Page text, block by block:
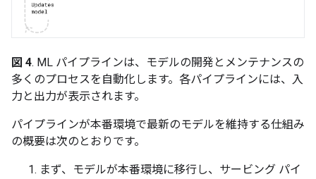
図 4. ML パイプラインは、モデルの開発とメンテナンスの
多くのプロセスを自動化します。各パイプラインには、入
力と出力が表示されます。
パイプラインが本番環境で最新のモデルを維持する仕組み
の概要は次のとおりです。
まず、モデルが本番環境に移行し、サービング パイ